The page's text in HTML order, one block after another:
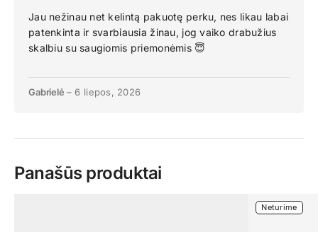
Gabrielė – 6 liepos, 2026
Jau nežinau net kelintą pakuotę perku, nes likau labai
patenkinta ir svarbiausia žinau, jog vaiko drabužius
skalbiu su saugiomis priemonėmis 😇
Panašūs produktai
Neturime